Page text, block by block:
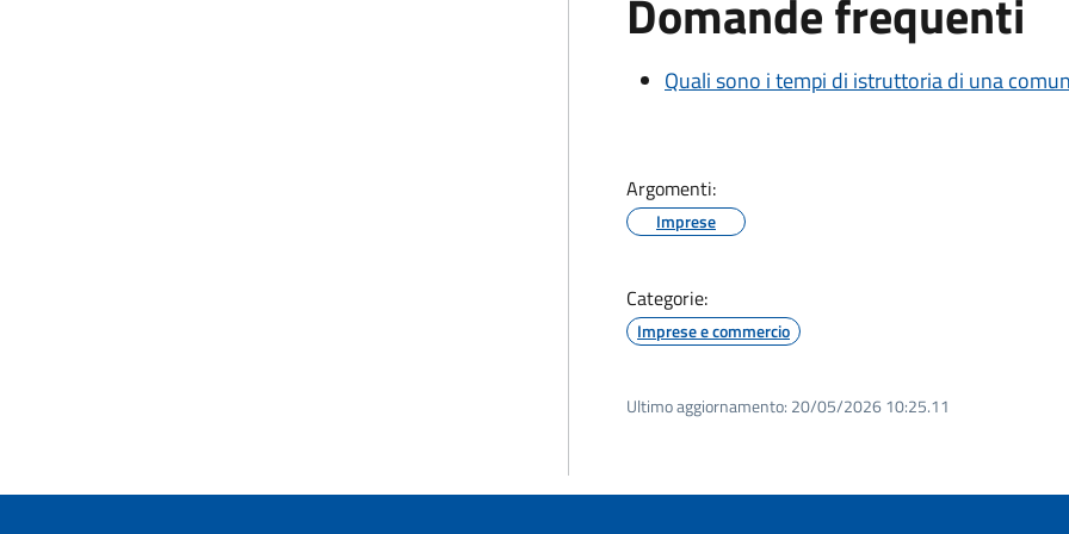
Domande frequenti
Quali sono i tempi di istruttoria di una
Argomenti:
Imprese
Categorie:
Imprese e commercio
Ultimo aggiornamento: 20/05/2026 10:25.11